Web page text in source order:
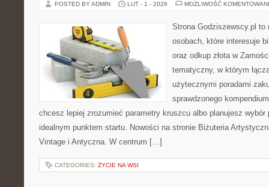
POSTED BY ADMIN LUT - 1 - 2026 MOŻLIWOŚĆ
Strona Godziszewscy.pl
osobach, które interesuje
oraz odkup złota w
tematyczny, w którym
użytecznymi poradami
sprawdzonego
chcesz lepiej zrozumieć parametry kruszcu albo planujesz
idealnym punktem startu. Nowości na stronie Biżuteria
Vintage i Antyczna. W centrum […]
CATEGORIES: ŻYCIE NA WSI